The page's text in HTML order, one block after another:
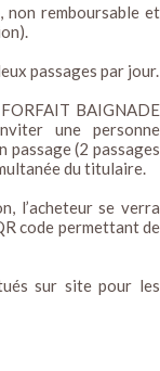
non remboursable et
passages par jour.
BAIGNADE
une personne
passage (2 passages
du titulaire.
l’acheteur se verra
code permettant de
sur site pour les